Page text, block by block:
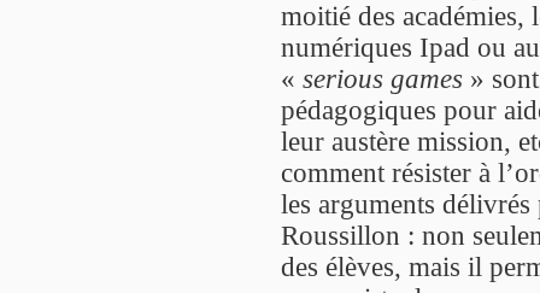
moitié des académies,
numériques Ipad ou
« serious games »
pédagogiques pour
leur austère mission,
comment résister à
les arguments
Roussillon : non
des élèves, mais il